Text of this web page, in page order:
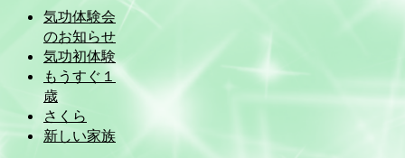
気功体験会
のお知らせ
気功初体験
もうすぐ１
歳
さくら
新しい家族